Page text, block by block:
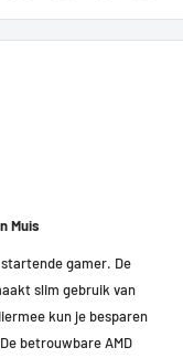
Muis
gamer. De
slim gebruik van
kun je besparen
betrouwbare AMD